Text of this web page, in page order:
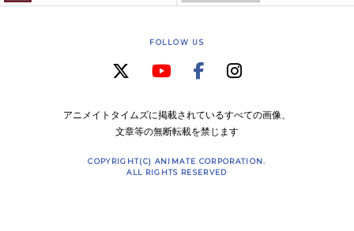
FOLLOW US
アニメイトタイムズに掲載されているすべての画像、
文章等の無断転載を禁じます
COPYRIGHT(C) ANIMATE CORPORATION.
ALL RIGHTS RESERVED